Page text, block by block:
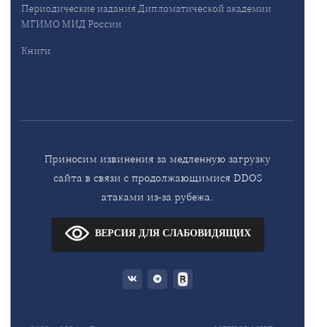
Периодические издания Дипломатической академии
МГИМО МИД России
Книги
Приносим извинения за медленную загрузку
сайта в связи с продолжающимися DDOS
атаками из-за рубежа.
ВЕРСИЯ ДЛЯ СЛАБОВИДЯЩИХ